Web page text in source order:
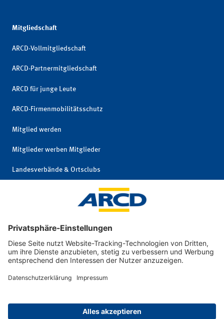
Mitgliedschaft
ARCD-Vollmitgliedschaft
ARCD-Partnermitgliedschaft
ARCD für junge Leute
ARCD-Firmenmobilitätsschutz
Mitglied werden
Mitglieder werben Mitglieder
Landesverbände & Ortsclubs